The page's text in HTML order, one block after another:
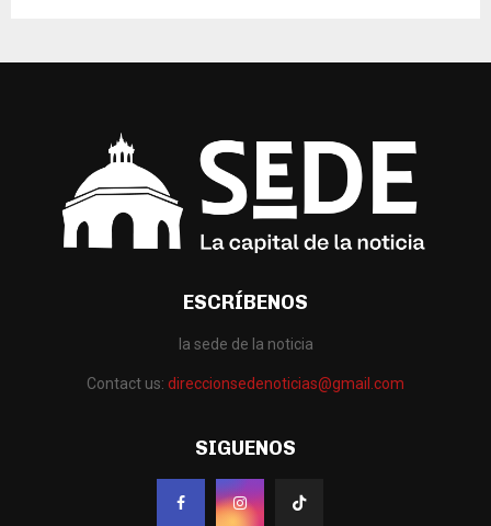
ESCRÍBENOS
la sede de la noticia
Contact us: direccionsedenoticias@gmail.com
SIGUENOS